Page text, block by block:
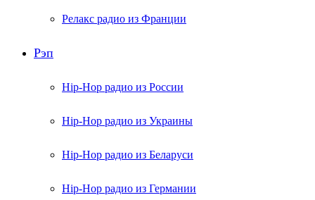
Релакс радио из Франции
Рэп
Hip-Hop радио из России
Hip-Hop радио из Украины
Hip-Hop радио из Беларуси
Hip-Hop радио из Германии